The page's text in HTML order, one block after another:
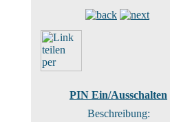
PIN Ein/Ausschalten
Beschreibung: